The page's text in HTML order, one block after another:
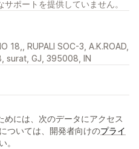
ポートを提供していません。
18,, RUPALI SOC-3, A.K.ROAD,
surat, GJ, 395008, IN
めには、次のデータにアクセス
ついては、開発者向けのプライ
。